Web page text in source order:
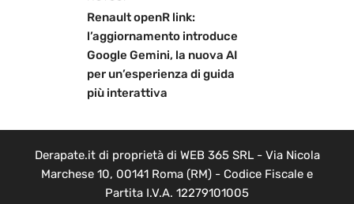
Renault openR link:
l’aggiornamento introduce
Google Gemini, la nuova AI
per un’esperienza di guida
più interattiva
Derapate.it di proprietà di WEB 365 SRL - Via Nicola
Marchese 10, 00141 Roma (RM) - Codice Fiscale e
Partita I.V.A. 12279101005